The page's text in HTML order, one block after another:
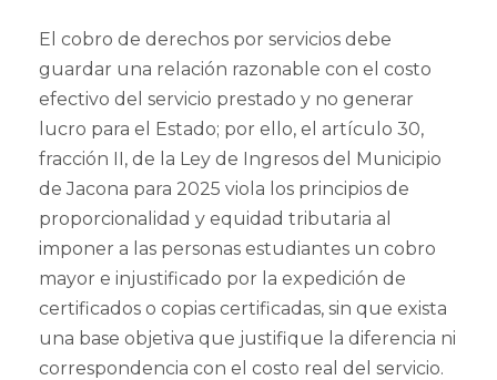
El cobro de derechos por servicios debe
guardar una relación razonable con el costo
efectivo del servicio prestado y no generar
lucro para el Estado; por ello, el artículo 30,
fracción II, de la Ley de Ingresos del Municipio
de Jacona para 2025 viola los principios de
proporcionalidad y equidad tributaria al
imponer a las personas estudiantes un cobro
mayor e injustificado por la expedición de
certificados o copias certificadas, sin que exista
una base objetiva que justifique la diferencia ni
correspondencia con el costo real del servicio.